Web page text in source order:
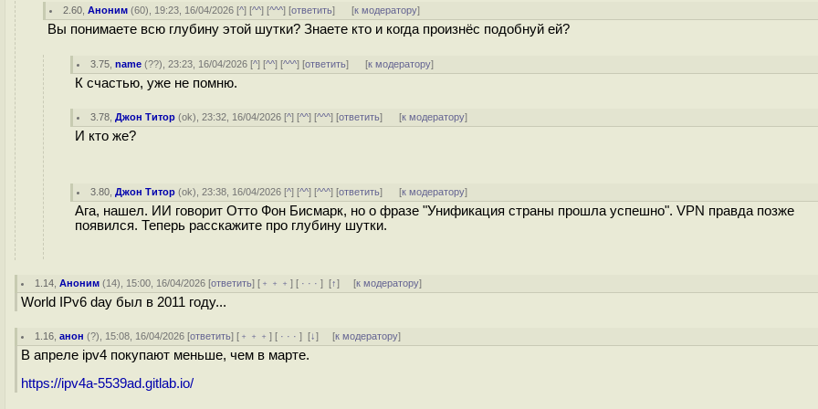
2.60 ,Аноним (60), 19:23, 16/04/2026 [^] [^^] [^^^] [ответить] [к модератору]
Вы понимаете всю глубину этой шутки? Знаете кто и когда произнёс подобнуй ей?
3.75 ,name (??), 23:23, 16/04/2026 [^] [^^] [^^^] [ответить] [к модератору]
К счастью, уже не помню.
3.78 ,Джон Титор (ok), 23:32, 16/04/2026 [^] [^^] [^^^] [ответить] [к модератору]
И кто же?
3.80 ,Джон Титор (ok), 23:38, 16/04/2026 [^] [^^] [^^^] [ответить] [к модератору]
Ага, нашел. ИИ говорит Отто Фон Бисмарк, но о фразе "Унификация страны прошла успешно". VPN правда позже
появился. Теперь расскажите про глубину шутки.
1.14 ,Аноним (14), 15:00, 16/04/2026 [ответить] [ ﹢﹢﹢] [ · · ·][↑] [к модератору]
World IPv6 day был в 2011 году...
1.16 ,анон (?), 15:08, 16/04/2026 [ответить] [ ﹢﹢﹢] [ · · ·][↓] [к модератору]
В апреле ipv4 покупают меньше, чем в марте.
https://ipv4a-5539ad.gitlab.io/